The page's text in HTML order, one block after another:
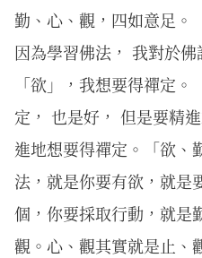
勤、心、觀，四如意足。
因為學習佛法， 我對於佛
「欲」，我想要得禪定
定， 也是好， 但是要精
進地想要得禪定。「欲、
法，就是你要有欲，就是
個，你要採取行動，就是
觀。心、觀其實就是止、